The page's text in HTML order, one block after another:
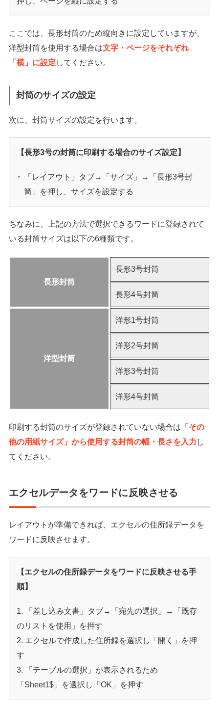
ここでは、長形封筒のため縦向きに設定していますが、
洋型封筒を使用する場合は文字・ページをそれぞれ
「横」に設定 してください。
封筒のサイズの設定
次に、封筒サイズの設定を行います。
【長形3号の封筒に印刷する場合のサイズ設定】
「レイアウト」タブ→「サイズ」→「長形3号封
筒」を押し、サイズを設定する
ちなみに、上記の方法で選択できるワードに登録されて
いる封筒サイズは以下の6種類です。
長形封筒
長形3号封筒
長形4号封筒
洋型封筒
洋形1号封筒
洋形2号封筒
洋形3号封筒
洋形4号封筒
印刷する封筒のサイズが登録されていない場合は 「その
他の用紙サイズ」から使用する封筒の幅・長さを入力 し
てください。
エクセルデータをワードに反映させる
レイアウトが準備できれば、エクセルの住所録データを
ワードに反映させます。
【エクセルの住所録データをワードに反映させる手
順】
「差し込み文書」タブ→「宛先の選択」→「既存
のリストを使用」を押す
エクセルで作成した住所録を選択し「開く」を押
す
「テーブルの選択」が表示されるため
「Sheet1$」を選択し「OK」を押す